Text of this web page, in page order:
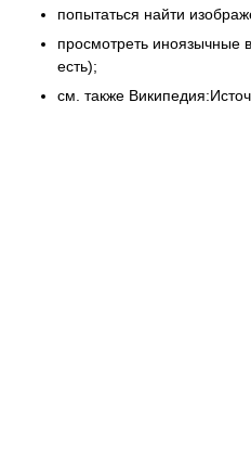
попытаться найти
просмотреть иноязычные
есть);
см. также